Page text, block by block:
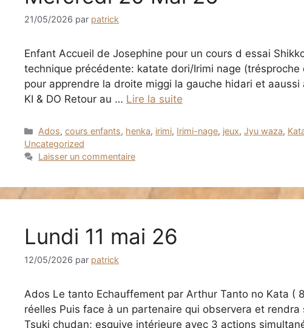
21/05/2026 par patrick
Enfant Accueil de Josephine pour un cours d essai
technique précédente: katate dori/Irimi nage
pour apprendre la droite miggi la gauche hidari et
KI & DO Retour au … Lire la suite
Catégories
Ados,cours enfants, henka, irimi, Irimi-nage, jeux,Jyu waza,
Uncategorized
Laisser un commentaire
Lundi 11 mai 26
12/05/2026 par patrick
Ados Le tanto Echauffement par Arthur Tanto no Kata (
réelles Puis face à un partenaire qui observera et
Tsuki chudan; esquive intérieure avec 3 actions